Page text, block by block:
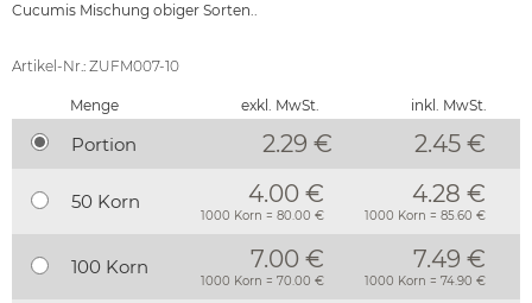
Cucumis Mischung obiger Sorten..
Artikel-Nr.: ZUFM007-10
Menge exkl. MwSt. inkl. MwSt.
Portion 2.29 € 2.45 €
50 Korn 4.00 €
1000 Korn = 80.00 €
4.28 €
1000 Korn = 85.60 €
100 Korn 7.00 €
1000 Korn = 70.00 €
7.49 €
1000 Korn = 74.90 €